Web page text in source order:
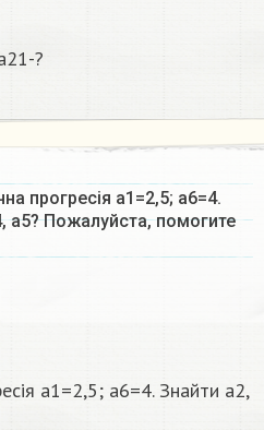
?
прогресія a1=2,5; a6=4.
a5? Пожалуйста, помогите
a1=2,5; a6=4. Знайти a2,